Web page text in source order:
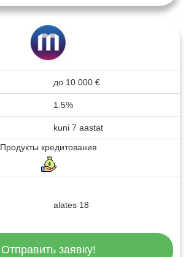
до 10 000 €
1.5%
kuni 7 aastat
Продукты кредитования
alates 18
Отправить заявку!